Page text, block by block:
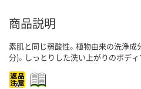
商品説明
素肌と同じ弱酸性。植物由来の洗浄
分)。しっとりした洗い上がりのボディ